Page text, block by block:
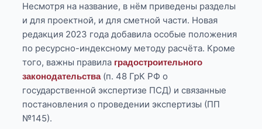
Несмотря на название, в нём приведены разделы
и для проектной, и для сметной части. Новая
редакция 2023 года добавила особые положения
по ресурсно-индексному методу расчёта. Кроме
того, важны правила градостроительного
законодательства(п. 48 ГрК РФ о
государственной экспертизе ПСД) и связанные
постановления о проведении экспертизы (ПП
№145).